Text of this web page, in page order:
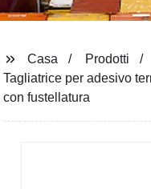
Casa
Prodotti
Tagliatrice per adesivo
con fustellatura